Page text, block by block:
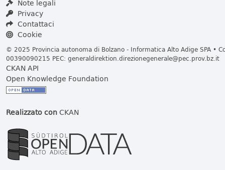
Note legali
Privacy
Contattaci
Cookie
© 2025 Provincia autonoma di Bolzano - Informatica Alto Adige SPA •
00390090215 PEC: generaldirektion.direzionegenerale@pec.prov.bz.it
CKAN API
Open Knowledge Foundation
Realizzato conCKAN